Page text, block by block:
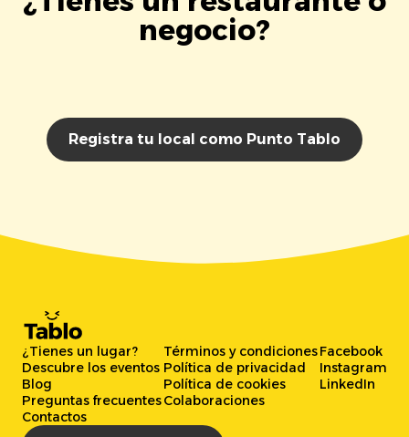
negocio?
Registra tu local como Punto Tablo
¿Tienes un lugar?
Descubre los eventos
Blog
Preguntas frecuentes
Contactos
Términos y condiciones
Política de privacidad
Política de cookies
Colaboraciones
Facebook
Instagram
LinkedIn